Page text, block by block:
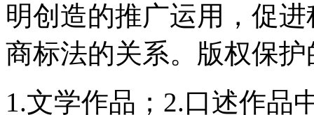
明创造的推广运用，促
商标法的关系。版权保
1.文学作品；2.口述作品